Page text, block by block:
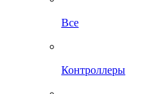
Все
Контроллеры